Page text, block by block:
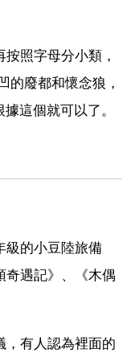
照字母分小類，
廢都和懷念狼，
這個就可以了。
級的小豆陸旅備
奇遇記》、《木偶
，有人認為裡面的